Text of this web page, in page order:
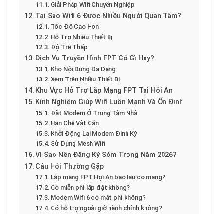
Giải Pháp Wifi Chuyên Nghiệp
Tại Sao Wifi 6 Được Nhiều Người Quan Tâm?
Tốc Độ Cao Hơn
Hỗ Trợ Nhiều Thiết Bị
Độ Trễ Thấp
Dịch Vụ Truyền Hình FPT Có Gì Hay?
Kho Nội Dung Đa Dạng
Xem Trên Nhiều Thiết Bị
Khu Vực Hỗ Trợ Lắp Mạng FPT Tại Hội An
Kinh Nghiệm Giúp Wifi Luôn Mạnh Và Ổn Định
Đặt Modem Ở Trung Tâm Nhà
Hạn Chế Vật Cản
Khởi Động Lại Modem Định Kỳ
Sử Dụng Mesh Wifi
Vì Sao Nên Đăng Ký Sớm Trong Năm 2026?
Câu Hỏi Thường Gặp
Lắp mạng FPT Hội An bao lâu có mạng?
Có miễn phí lắp đặt không?
Modem Wifi 6 có mất phí không?
Có hỗ trợ ngoài giờ hành chính không?